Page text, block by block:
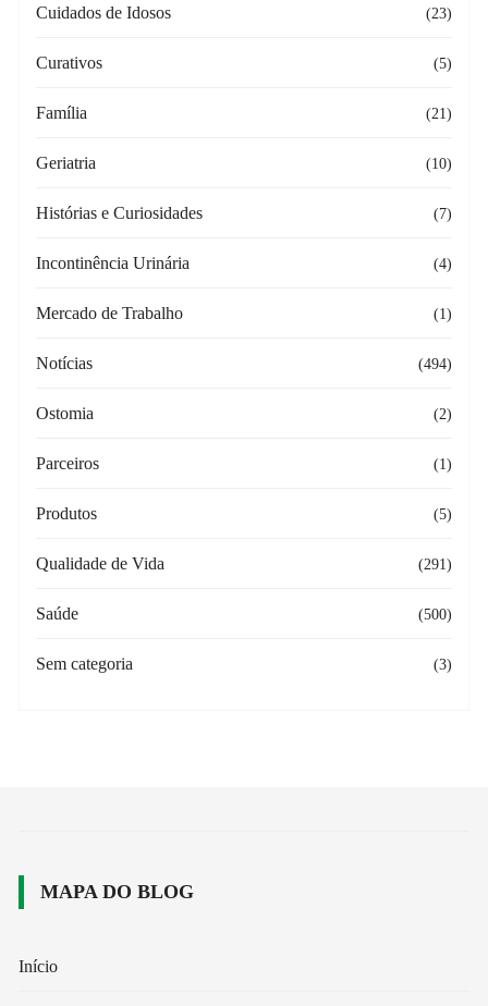
Cuidados de Idosos (23)
Curativos (5)
Família (21)
Geriatria (10)
Histórias e Curiosidades (7)
Incontinência Urinária (4)
Mercado de Trabalho (1)
Notícias (494)
Ostomia (2)
Parceiros (1)
Produtos (5)
Qualidade de Vida (291)
Saúde (500)
Sem categoria (3)
MAPA DO BLOG
Início